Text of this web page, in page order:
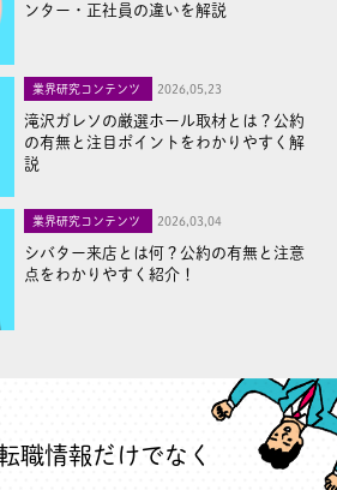
ンター・正社員の違いを解説
業界研究コンテンツ 2026,05,23
滝沢ガレソの厳選ホール取材とは？公約
の有無と注目ポイントをわかりやすく解
説
業界研究コンテンツ 2026,03,04
シバター来店とは何？公約の有無と注意
点をわかりやすく紹介！
職情報だけでなく